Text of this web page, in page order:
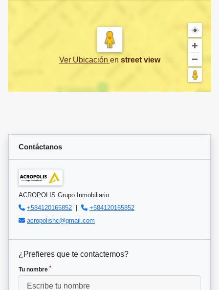
Ver Ubicación en street view
Contáctanos
ACROPOLIS Grupo Inmobiliario
+584120165852 |
+584120165852
acropolishc@gmail.com
¿Prefieres que te contactemos?
Tu nombre *